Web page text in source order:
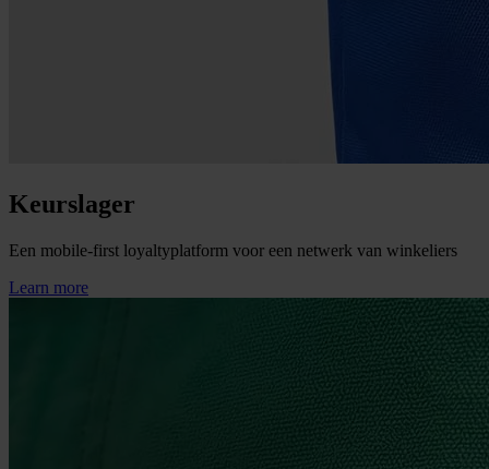
Keurslager
Een mobile-first loyaltyplatform voor een netwerk van winkeliers
Learn more